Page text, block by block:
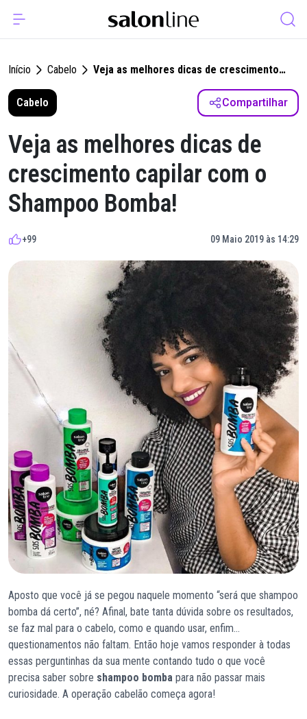
Início Cabelo
Veja as melhores dicas de crescimento
capilar com o Shampoo Bomba!
Cabelo
Compartilhar
Veja as melhores dicas de
crescimento capilar com o
Shampoo Bomba!
+99 09 Maio 2019 às 14:29
Aposto que você já se pegou naquele momento “será que shampoo
bomba dá certo”, né? Afinal, bate tanta dúvida sobre os resultados,
se faz mal para o cabelo, como e quando usar, enfim…
questionamentos não faltam. Então hoje vamos responder à todas
essas perguntinhas da sua mente contando tudo o que você
precisa saber sobre shampoo bomba para não passar mais
curiosidade. A operação cabelão começa agora!